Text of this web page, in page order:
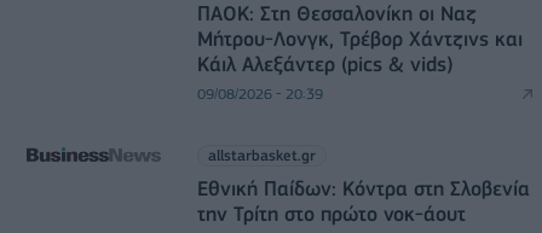
ΠΑΟΚ: Στη Θεσσαλονίκη οι Ναζ
Μήτρου-Λονγκ, Τρέβορ Χάντζινς και
Κάιλ Αλεξάντερ (pics & vids)
09/08/2026 - 20:39
allstarbasket.gr
Εθνική Παίδων: Κόντρα στη Σλοβενία
την Τρίτη στο πρώτο νοκ-άουτ